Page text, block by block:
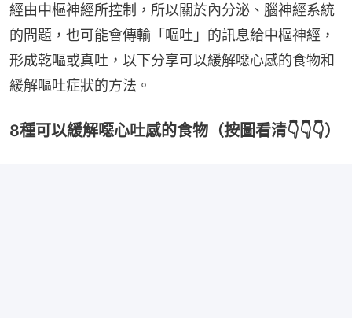
經由中樞神經所控制，所以關於內分泌、腦神經系統
的問題，也可能會傳輸「嘔吐」的訊息給中樞神經，
形成乾嘔或真吐，以下分享可以緩解噁心感的食物和
緩解嘔吐症狀的方法。
8種可以緩解噁心吐感的食物（按圖看清👇👇👇）